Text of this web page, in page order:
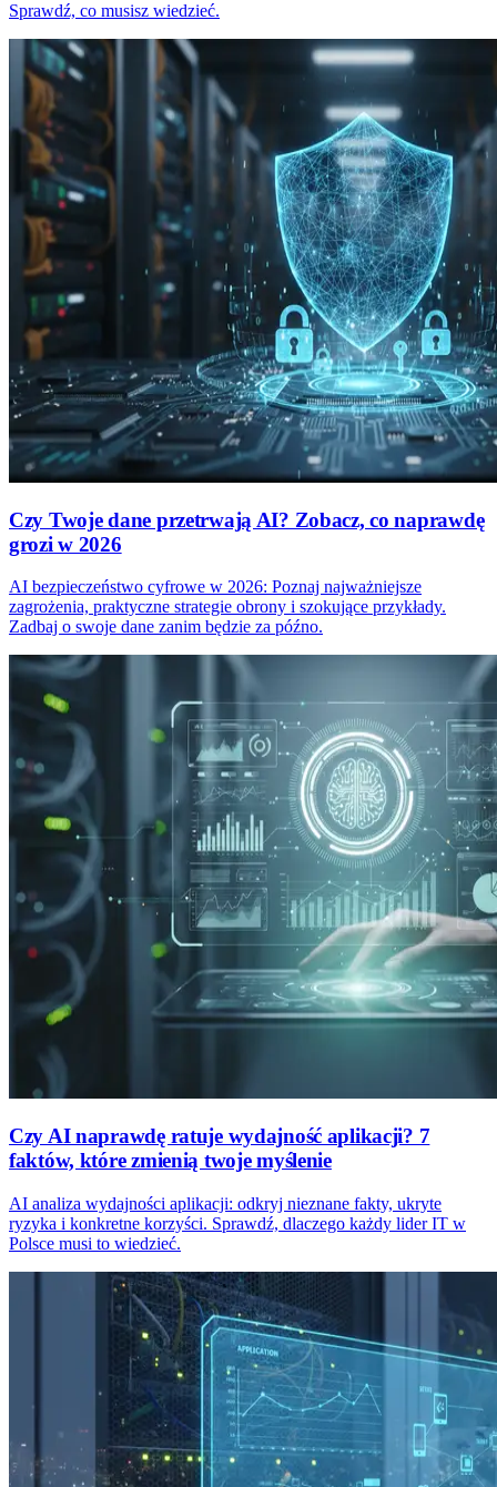
Sprawdź, co musisz wiedzieć.
Czy Twoje dane przetrwają AI? Zobacz, co naprawdę
grozi w 2026
AI bezpieczeństwo cyfrowe w 2026: Poznaj najważniejsze
zagrożenia, praktyczne strategie obrony i szokujące przykłady.
Zadbaj o swoje dane zanim będzie za późno.
Czy AI naprawdę ratuje wydajność aplikacji? 7
faktów, które zmienią twoje myślenie
AI analiza wydajności aplikacji: odkryj nieznane fakty, ukryte
ryzyka i konkretne korzyści. Sprawdź, dlaczego każdy lider IT w
Polsce musi to wiedzieć.